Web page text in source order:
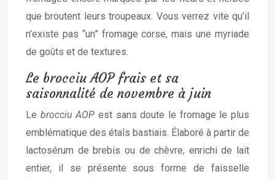
que broutent leurs troupeaux. Vous verrez vite qu’il
n’existe pas “un” fromage corse, mais une myriade
de goûts et de textures.
Le brocciu AOP frais et sa
saisonnalité de novembre à juin
Le brocciu AOP est sans doute le fromage le plus
emblématique des étals bastiais. Élaboré à partir de
lactosérum de brebis ou de chèvre, enrichi de lait
entier, il se présente sous forme de faisselle